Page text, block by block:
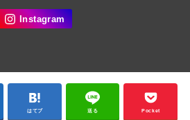
はてブ 送る Pocket